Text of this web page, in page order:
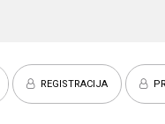
REGISTRACIJA